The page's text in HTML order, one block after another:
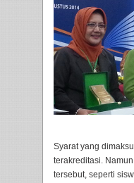
Syarat yang
terakreditasi.
tersebut, seperti